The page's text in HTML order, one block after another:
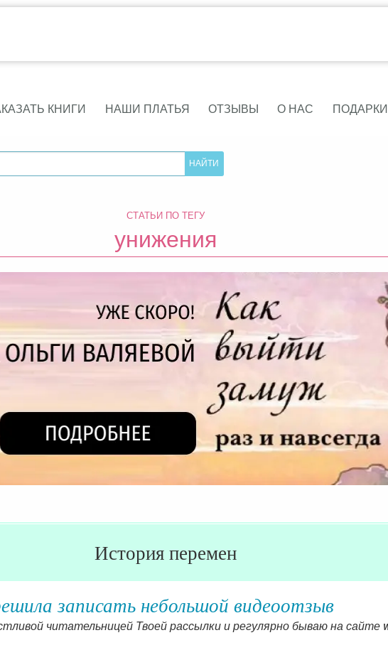
КНИГИ НАШИ ПЛАТЬЯ ОТЗЫВЫ О НАС ПОДАРКИ
СТАТЬИ ПО ТЕГУ
унижения
История перемен
записать небольшой видеоотзыв
читательницей Твоей рассылки и регулярно бываю на сайте